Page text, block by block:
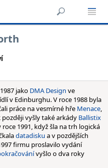
jako DMA Design ve
v Edinburghu. V roce 1988 byla
práce na vesmírné hře Menace,
vyšly také arkády Ballistix
1991, když šla na trh logická
datadisku a v pozdějších
firmu proslavilo vydání
vyšlo o dva roky